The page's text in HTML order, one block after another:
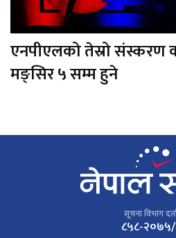
एनपीएलको तेस्रो संस्करण
मङ्सिर ५ सम्म हुने
सूचना विभाग
८५८-